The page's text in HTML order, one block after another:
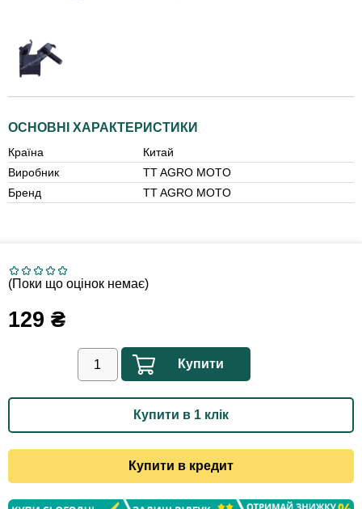
ОСНОВНІ ХАРАКТЕРИСТИКИ
Країна
Китай
Виробник
TT AGRO MOTO
Бренд
TT AGRO MOTO
(Поки що оцінок немає)
129 ₴
Купити
Купити в 1 клік
Купити в кредит